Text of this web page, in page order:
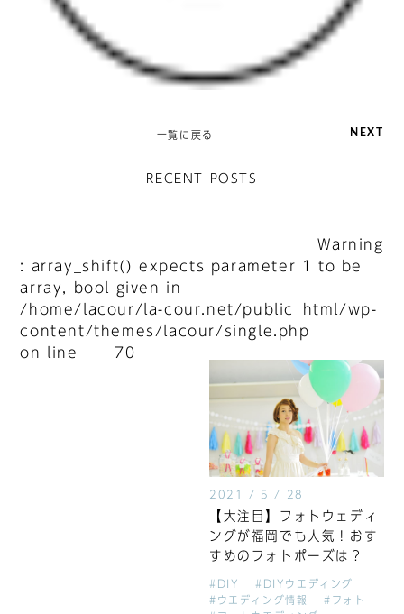
一覧に戻る NEXT
RECENT POSTS
Warning
: array_shift() expects parameter 1 to be
array, bool given in
/home/lacour/la-cour.net/public_html/wp-
content/themes/lacour/single.php
on line
70
2021 / 5 / 28
【大注目】フォトウェディ
ングが福岡でも人気！おす
すめのフォトポーズは？
#DIY
#DIYウエディング
#ウエディング情報
#フォト